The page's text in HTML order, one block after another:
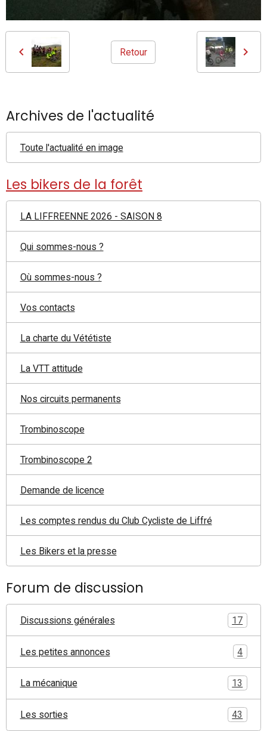
Retour
Archives de l'actualité
Toute l'actualité en image
Les bikers de la forêt
LA LIFFREENNE 2026 - SAISON 8
Qui sommes-nous ?
Où sommes-nous ?
Vos contacts
La charte du Vététiste
La VTT attitude
Nos circuits permanents
Trombinoscope
Trombinoscope 2
Demande de licence
Les comptes rendus du Club Cycliste de Liffré
Les Bikers et la presse
Forum de discussion
Discussions générales 17
Les petites annonces 4
La mécanique 13
Les sorties 43